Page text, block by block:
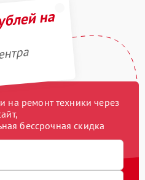
на
на ремонт техники через
бессрочная скидка